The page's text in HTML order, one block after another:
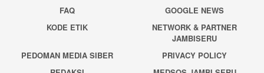
FAQ
GOOGLE NEWS
KODE ETIK
NETWORK & PARTNER
JAMBISERU
PEDOMAN MEDIA SIBER
PRIVACY POLICY